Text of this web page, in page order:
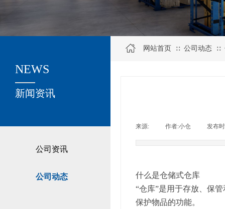
公司资讯
公司动态
关于我们
新闻资讯
NEWS
网站首页 ∷ 公司动态 ∷
来源: 作者:小仓 发布
什么是仓储式仓库
“仓库”是用于存放、保
保护物品的功能。